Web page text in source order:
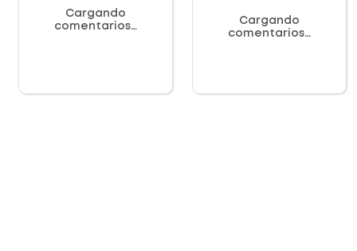
Cargando
comentarios…
Cargando
comentarios…